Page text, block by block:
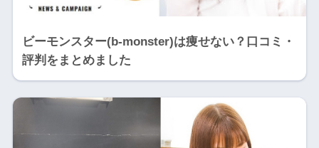
ビーモンスター(b-monster)は痩せない？口コミ・
評判をまとめました